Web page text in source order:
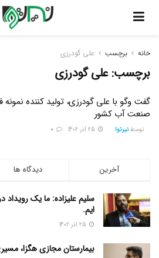
خانه برچسب علی گودرزی
برچسب:علی گودرزی
گفت وگو با علی گودرزی، تولید کننده نمونه
صنعت آب کشور
توسط نیرتوا
دیدگاه ها آخرین
سلیم علیزاده: ما یک رویداد
ایم.
بیمارستان مجازی هگزا،